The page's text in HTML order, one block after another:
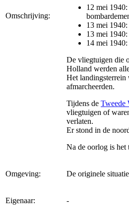
Omschrijving:
12 mei
13 mei
13 mei
14 mei
De vliegtuigen die
Holland werden
Het landingsterrein
afmarcheerden.
Tijdens de Tweede
vliegtuigen of
verlaten.
Er stond in de
Na de oorlog is het
Omgeving: De originele
Eigenaar: -